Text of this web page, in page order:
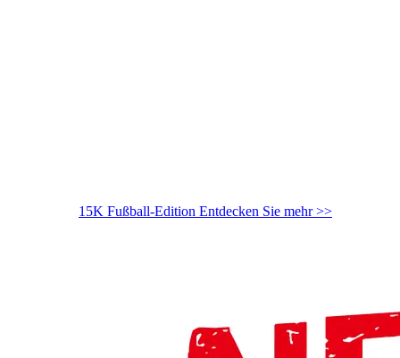
15K Fußball-Edition Entdecken Sie mehr >>